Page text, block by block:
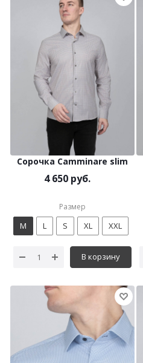
Сорочка Camminare slim
4 650 руб.
Размер
M L S XL XXL
В корзину